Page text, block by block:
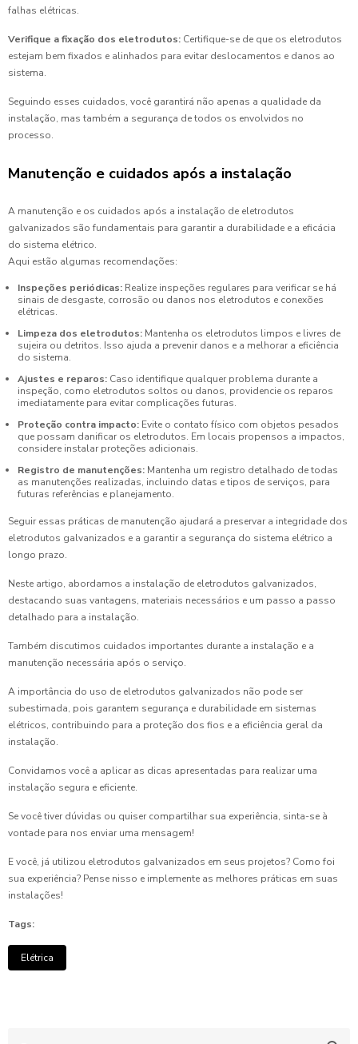
falhas elétricas.
Verifique a fixação dos eletrodutos: Certifique-se de que os eletrodutos
estejam bem fixados e alinhados para evitar deslocamentos e danos ao
sistema.
Seguindo esses cuidados, você garantirá não apenas a qualidade da
instalação, mas também a segurança de todos os envolvidos no
processo.
Manutenção e cuidados após a instalação
A manutenção e os cuidados após a instalação de eletrodutos
galvanizados são fundamentais para garantir a durabilidade e a eficácia
do sistema elétrico.
Aqui estão algumas recomendações:
Inspeções periódicas: Realize inspeções regulares para verificar se há
sinais de desgaste, corrosão ou danos nos eletrodutos e conexões
elétricas.
Limpeza dos eletrodutos: Mantenha os eletrodutos limpos e livres de
sujeira ou detritos. Isso ajuda a prevenir danos e a melhorar a eficiência
do sistema.
Ajustes e reparos: Caso identifique qualquer problema durante a
inspeção, como eletrodutos soltos ou danos, providencie os reparos
imediatamente para evitar complicações futuras.
Proteção contra impacto: Evite o contato físico com objetos pesados
que possam danificar os eletrodutos. Em locais propensos a impactos,
considere instalar proteções adicionais.
Registro de manutenções: Mantenha um registro detalhado de todas
as manutenções realizadas, incluindo datas e tipos de serviços, para
futuras referências e planejamento.
Seguir essas práticas de manutenção ajudará a preservar a integridade dos
eletrodutos galvanizados e a garantir a segurança do sistema elétrico a
longo prazo.
Neste artigo, abordamos a instalação de eletrodutos galvanizados,
destacando suas vantagens, materiais necessários e um passo a passo
detalhado para a instalação.
Também discutimos cuidados importantes durante a instalação e a
manutenção necessária após o serviço.
A importância do uso de eletrodutos galvanizados não pode ser
subestimada, pois garantem segurança e durabilidade em sistemas
elétricos, contribuindo para a proteção dos fios e a eficiência geral da
instalação.
Convidamos você a aplicar as dicas apresentadas para realizar uma
instalação segura e eficiente.
Se você tiver dúvidas ou quiser compartilhar sua experiência, sinta-se à
vontade para nos enviar uma mensagem!
E você, já utilizou eletrodutos galvanizados em seus projetos? Como foi
sua experiência? Pense nisso e implemente as melhores práticas em suas
instalações!
Tags:
Elétrica